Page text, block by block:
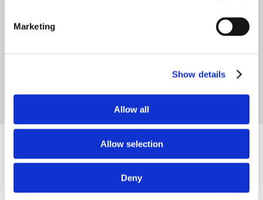
Marketing
Show details
Allow all
Allow selection
Deny